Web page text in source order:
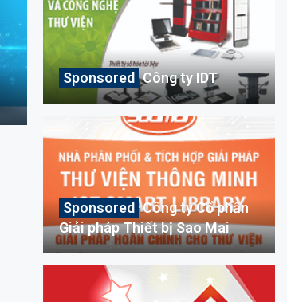
Công ty IDT
Công ty Cổ phần
Giải pháp Thiết bị Sao Mai